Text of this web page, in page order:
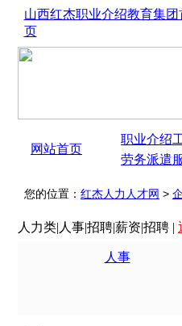
山西红杰职业介绍教育集团
页
派遣、劳务外包、大中型生
网站首页
职业介绍
劳务派遣
您的位置： 红杰人力人才网 >
人力类|人事|招聘|薪资|招聘 |
人事